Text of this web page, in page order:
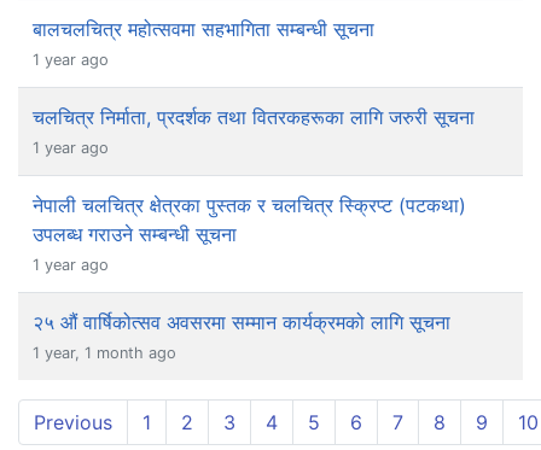
बालचलचित्र महोत्सवमा सहभागिता सम्बन्धी सूचना
1 year ago
चलचित्र निर्माता, प्रदर्शक तथा वितरकहरूका लागि जरुरी सूचना
1 year ago
नेपाली चलचित्र क्षेत्रका पुस्तक र चलचित्र स्क्रिप्ट (पटकथा)
उपलब्ध गराउने सम्बन्धी सूचना
1 year ago
२५ औं वार्षिकोत्सव अवसरमा सम्मान कार्यक्रमको लागि सूचना
1 year, 1 month ago
Previous 1 2 3 4 5 6 7 8 9 10